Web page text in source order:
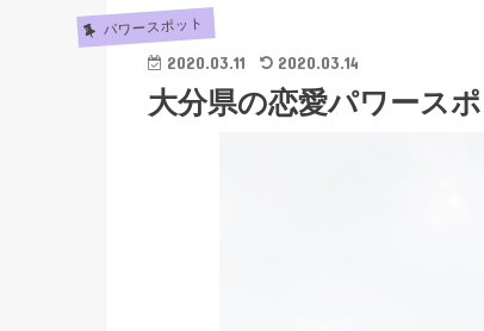
パワースポット
2020.03.11 2020.03.14
大分県の恋愛パワース